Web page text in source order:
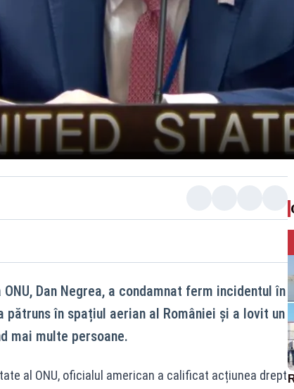
Dan Negrea, a condamnat ferm incidentul în
în spațiul aerian al României și a lovit un
mai multe persoane.
al ONU, oficialul american a calificat acțiunea drept